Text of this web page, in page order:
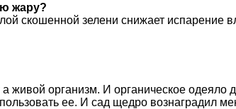
жару?
скошенной зелени снижает
живой организм. И органическое
ее. И сад щедро вознаградил